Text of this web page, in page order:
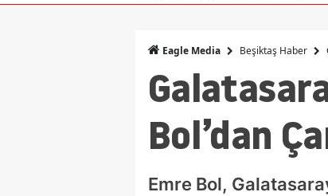
Eagle Media Beşiktaş Haber
Bol’dan
Emre Bol,